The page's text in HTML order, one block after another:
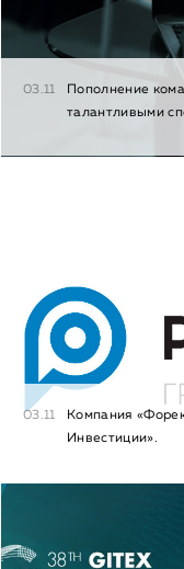
03.11
Пополнение
талантливыми
03.11
Компания
Инвестиции».